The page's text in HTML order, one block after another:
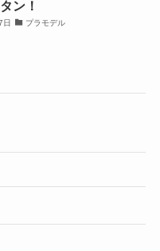
ン！
日 プラモデル